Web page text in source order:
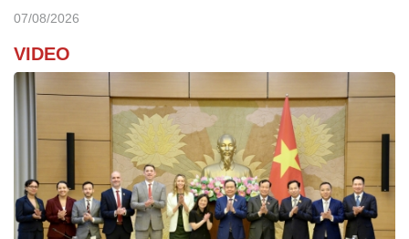
07/08/2026
VIDEO